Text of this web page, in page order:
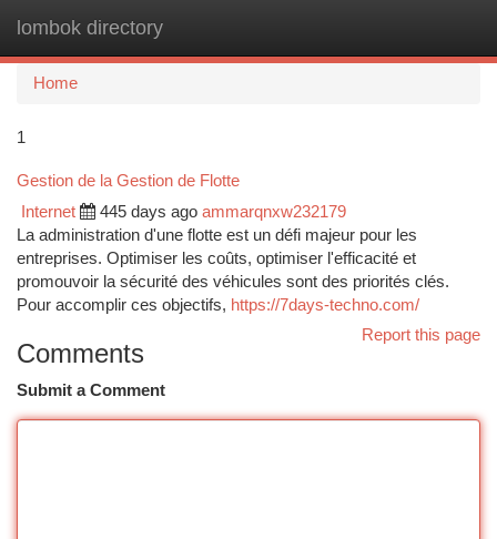
lombok directory
Home
1
Gestion de la Gestion de Flotte
Internet 445 days ago ammarqnxw232179
La administration d'une flotte est un défi majeur pour les
entreprises. Optimiser les coûts, optimiser l'efficacité et
promouvoir la sécurité des véhicules sont des priorités clés.
Pour accomplir ces objectifs, https://7days-techno.com/
Report this page
Comments
Submit a Comment